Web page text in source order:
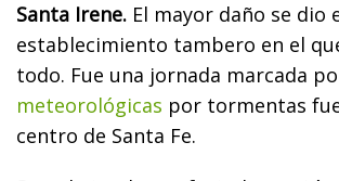
Santa Irene. El mayor daño se dio
establecimiento tambero en el
todo. Fue una jornada marcada
meteorológicas por tormentas
centro de Santa Fe.